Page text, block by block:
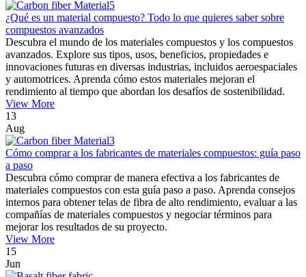
¿Qué es un material compuesto? Todo lo que quieres saber sobre
compuestos avanzados
Descubra el mundo de los materiales compuestos y los compuestos
avanzados. Explore sus tipos, usos, beneficios, propiedades e
innovaciones futuras en diversas industrias, incluidos aeroespaciales
y automotrices. Aprenda cómo estos materiales mejoran el
rendimiento al tiempo que abordan los desafíos de sostenibilidad.
View More
13
Aug
Cómo comprar a los fabricantes de materiales compuestos: guía paso
a paso
Descubra cómo comprar de manera efectiva a los fabricantes de
materiales compuestos con esta guía paso a paso. Aprenda consejos
internos para obtener telas de fibra de alto rendimiento, evaluar a las
compañías de materiales compuestos y negociar términos para
mejorar los resultados de su proyecto.
View More
15
Jun